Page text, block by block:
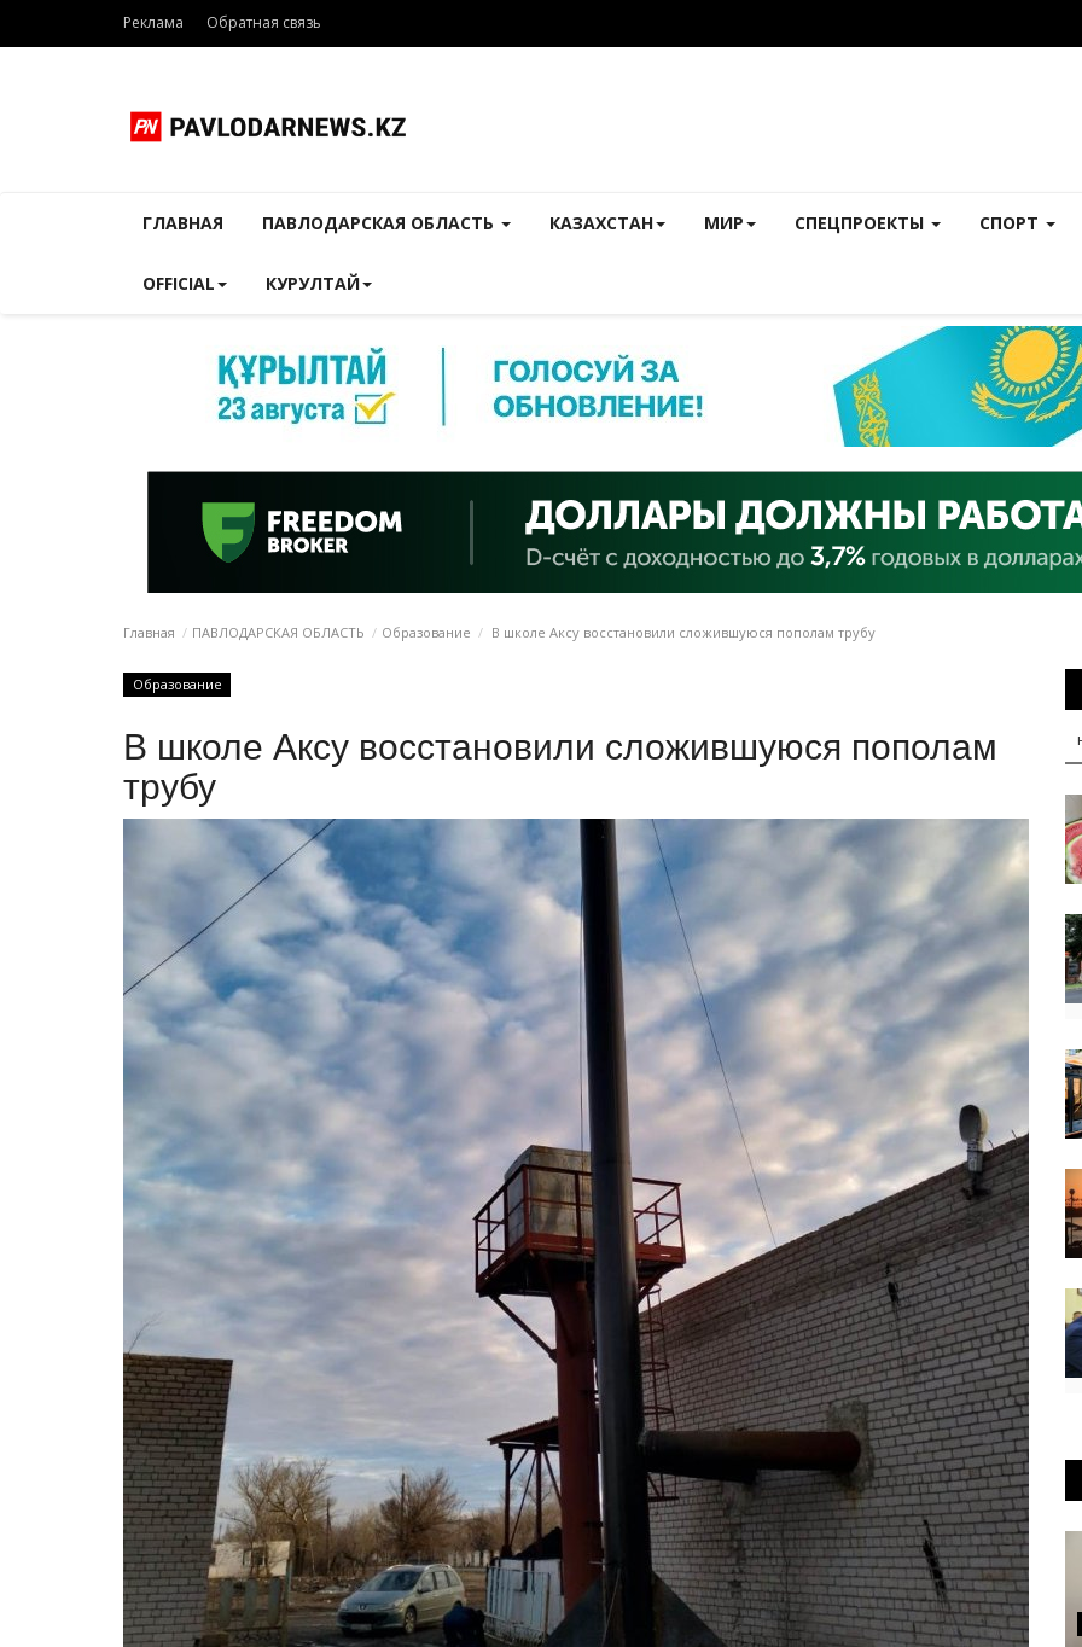
Реклама Обратная связь
ГЛАВНАЯ ПАВЛОДАРСКАЯ ОБЛАСТЬ КАЗАХСТАН МИР СПЕЦПРОЕКТЫ СПОРТ
OFFICIAL КУРУЛТАЙ
Главная ПАВЛОДАРСКАЯ ОБЛАСТЬ Образование В школе Аксу восстановили сложившуюся пополам трубу
Образование
В школе Аксу восстановили сложившуюся пополам
трубу